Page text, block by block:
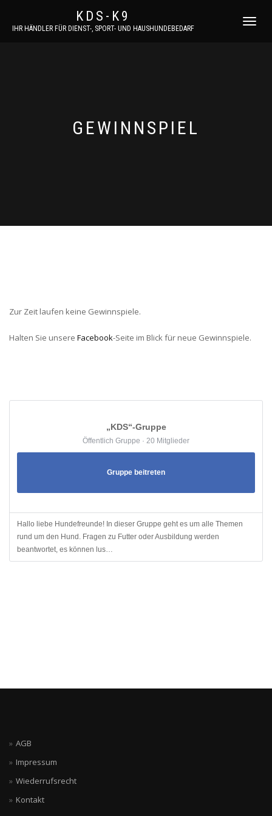
KDS-K9
IHR HÄNDLER FÜR DIENST-, SPORT- UND HAUSHUNDEBEDARF
GEWINNSPIEL
Zur Zeit laufen keine Gewinnspiele.
Halten Sie unsere Facebook-Seite im Blick für neue Gewinnspiele.
„KDS“-Gruppe
Öffentlich Gruppe · 20 Mitglieder
Gruppe beitreten
Hallo liebe Hundefreunde! In dieser Gruppe geht es um alle Themen
rund um den Hund. Fragen zu Futter oder Ausbildung werden
beantwortet, es können lus…
AGB
Impressum
Wiederrufsrecht
Kontakt